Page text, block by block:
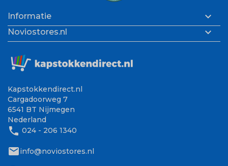
Informatie 
Noviostores.nl 
Kapstokkendirect.nl
Cargadoorweg 7
6541 BT Nijmegen
Nederland
phone 024 - 206 1340
mailinfo@noviostores.nl